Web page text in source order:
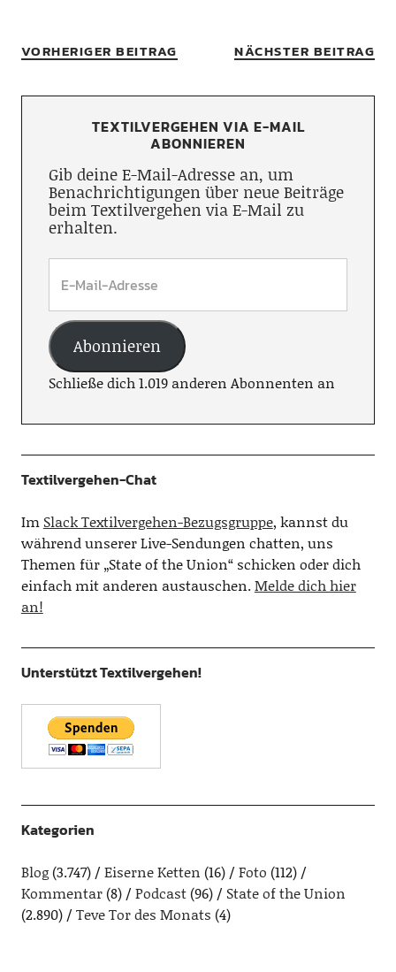
VORHERIGER BEITRAG NÄCHSTER BEITRAG
TEXTILVERGEHEN VIA E-MAIL
ABONNIEREN
Gib deine E-Mail-Adresse an, um
Benachrichtigungen über neue Beiträge
beim Textilvergehen via E-Mail zu
erhalten.
Abonnieren
Schließe dich 1.019 anderen Abonnenten an
Textilvergehen-Chat
Im Slack Textilvergehen-Bezugsgruppe, kannst du
während unserer Live-Sendungen chatten, uns
Themen für „State of the Union“ schicken oder dich
einfach mit anderen austauschen.Melde dich hier
an!
Unterstützt Textilvergehen!
Kategorien
Blog(3.747) Eiserne Ketten (16) Foto (112)
Kommentar(8) Podcast(96)
State of the Union
(2.890)
Teve Tor des Monats (4)